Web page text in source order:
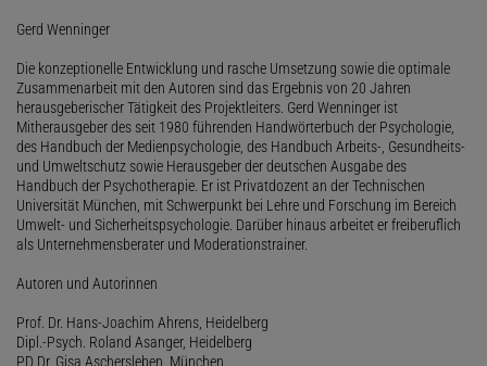
Gerd Wenninger
Die konzeptionelle Entwicklung und rasche Umsetzung sowie die optimale
Zusammenarbeit mit den Autoren sind das Ergebnis von 20 Jahren
herausgeberischer Tätigkeit des Projektleiters. Gerd Wenninger ist
Mitherausgeber des seit 1980 führenden Handwörterbuch der Psychologie,
des Handbuch der Medienpsychologie, des Handbuch Arbeits-, Gesundheits-
und Umweltschutz sowie Herausgeber der deutschen Ausgabe des
Handbuch der Psychotherapie. Er ist Privatdozent an der Technischen
Universität München, mit Schwerpunkt bei Lehre und Forschung im Bereich
Umwelt- und Sicherheitspsychologie. Darüber hinaus arbeitet er freiberuflich
als Unternehmensberater und Moderationstrainer.
Autoren und Autorinnen
Prof. Dr. Hans-Joachim Ahrens, Heidelberg
Dipl.-Psych. Roland Asanger, Heidelberg
PD Dr. Gisa Aschersleben, München